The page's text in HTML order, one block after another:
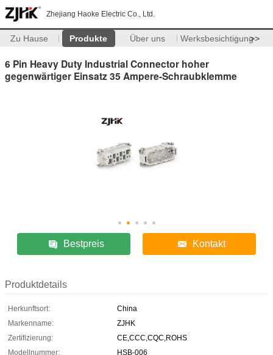
Zhejiang Haoke Electric Co., Ltd.
Zu Hause Produkte Über uns Werksbesichtigung>>
6 Pin Heavy Duty Industrial Connector hoher
gegenwärtiger Einsatz 35 Ampere-Schraubklemme
Bestpreis Kontakt
Produktdetails
Herkunftsort:
China
Markenname:
ZJHK
Zertifizierung:
CE,CCC,CQC,ROHS
Modellnummer:
HSB-006